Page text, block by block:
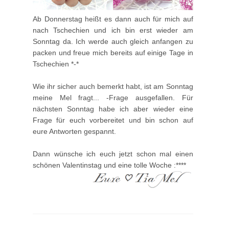
Ab Donnerstag heißt es dann auch für mich auf
nach Tschechien und ich bin erst wieder am
Sonntag da. Ich werde auch gleich anfangen zu
packen und freue mich bereits auf einige Tage in
Tschechien *-*
Wie ihr sicher auch bemerkt habt, ist am Sonntag
meine Mel fragt... -Frage ausgefallen. Für
nächsten Sonntag habe ich aber wieder eine
Frage für euch vorbereitet und bin schon auf
eure Antworten gespannt.
Dann wünsche ich euch jetzt schon mal einen
schönen Valentinstag und eine tolle Woche :****